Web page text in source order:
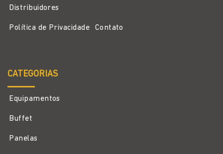
Distribuidores
Política de Privacidade Contato
CATEGORIAS
Equipamentos
Buffet
Panelas